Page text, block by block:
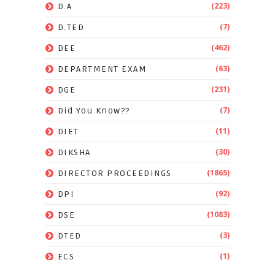
D.A (223)
D.TED (7)
DEE (462)
DEPARTMENT EXAM (63)
DGE (231)
Did You Know?? (7)
DIET (11)
DIKSHA (30)
DIRECTOR PROCEEDINGS (1865)
DPI (92)
DSE (1083)
DTED (3)
ECS (1)